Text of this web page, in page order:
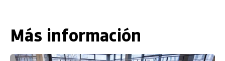
Más información